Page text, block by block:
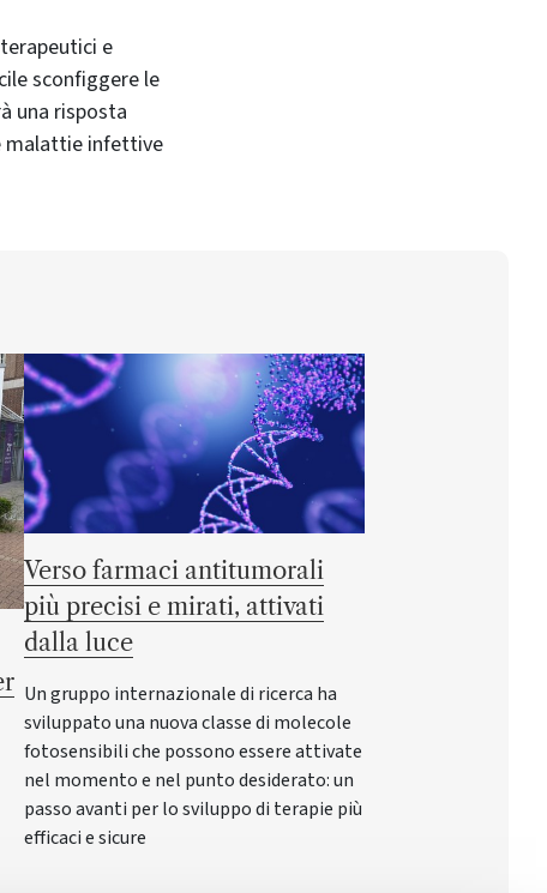
e
sconfiggere le
una risposta
malattie infettive
Verso farmaci antitumorali
più precisi e mirati, attivati
dalla luce
Un gruppo internazionale di ricerca ha
sviluppato una nuova classe di molecole
fotosensibili che possono essere attivate
nel momento e nel punto desiderato: un
passo avanti per lo sviluppo di terapie più
efficaci e sicure